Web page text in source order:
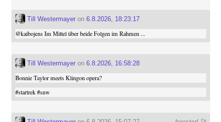
Till Westermayeron 6.8.2026, 18:23:17
@kaibojensIm Mittel über beide Folgen im Rahmen ...
Till Westermayeron 6.8.2026, 16:58:28
Bonnie Taylor meets Klingon opera?
#startrek #snw